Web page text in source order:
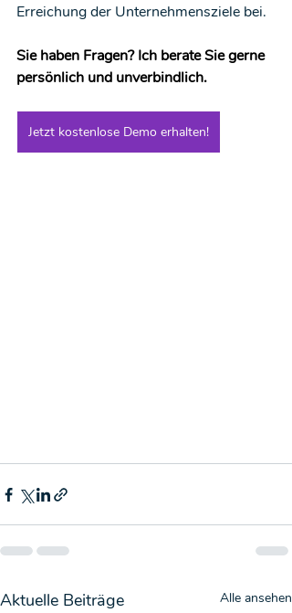
Erreichung der Unternehmensziele bei.
Sie haben Fragen? Ich berate Sie gerne
persönlich und unverbindlich.
Jetzt kostenlose Demo erhalten!
Aktuelle Beiträge Alle ansehen